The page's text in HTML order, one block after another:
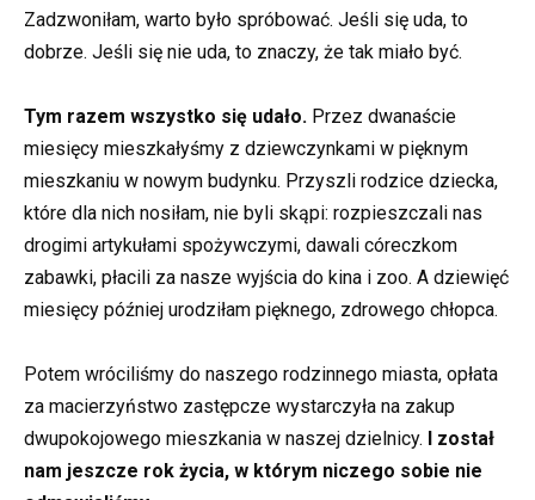
Zadzwoniłam, warto było spróbować. Jeśli się uda, to
dobrze. Jeśli się nie uda, to znaczy, że tak miało być.
Tym razem wszystko się udało. Przez dwanaście
miesięcy mieszkałyśmy z dziewczynkami w pięknym
mieszkaniu w nowym budynku. Przyszli rodzice dziecka,
które dla nich nosiłam, nie byli skąpi: rozpieszczali nas
drogimi artykułami spożywczymi, dawali córeczkom
zabawki, płacili za nasze wyjścia do kina i zoo. A dziewięć
miesięcy później urodziłam pięknego, zdrowego chłopca.
Potem wróciliśmy do naszego rodzinnego miasta, opłata
za macierzyństwo zastępcze wystarczyła na zakup
dwupokojowego mieszkania w naszej dzielnicy.
I został
nam jeszcze rok życia, w którym niczego sobie nie